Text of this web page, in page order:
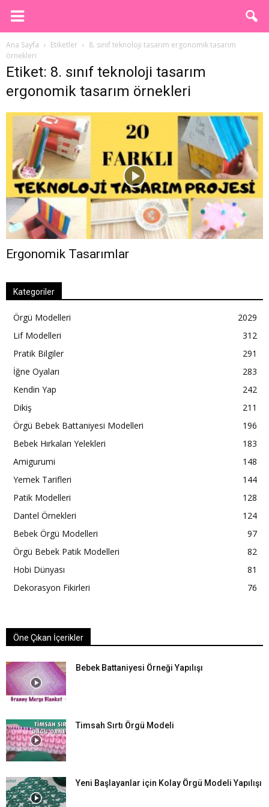
Ana Sayfa Etiketler
8. sınıf teknoloji tasarım ergonomik tasarım
örnekleri
Etiket: 8. sınıf teknoloji tasarım
ergonomik tasarım örnekleri
Ergonomik Tasarımlar
Kategoriler
Örgü Modelleri
2029
Lif Modelleri
312
Pratik Bilgiler
291
İğne Oyaları
283
Kendin Yap
242
Dikiş
211
Örgü Bebek Battaniyesi Modelleri
196
Bebek Hırkaları Yelekleri
183
Amigurumi
148
Yemek Tarifleri
144
Patik Modelleri
128
Dantel Örnekleri
124
Bebek Örgü Modelleri
97
Örgü Bebek Patik Modelleri
82
Hobi Dünyası
81
Dekorasyon Fikirleri
76
Öne Çıkan İçerikler
Bebek Battaniyesi Örneği Yapılışı
Timsah Sırtı Örgü Modeli
Yeni Başlayanlar için Kolay Örgü Modeli Yapılışı